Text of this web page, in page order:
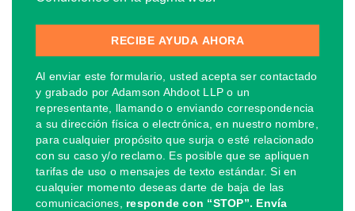
Al enviar este formulario, usted acepta ser contactado
y grabado por Adamson Ahdoot LLP o un
representante, llamando o enviando correspondencia
a su dirección física o electrónica, en nuestro nombre,
para cualquier propósito que surja o esté relacionado
con su caso y/o reclamo. Es posible que se apliquen
tarifas de uso o mensajes de texto estándar. Si en
cualquier momento deseas darte de baja de las
comunicaciones, responde con “STOP”. Envía